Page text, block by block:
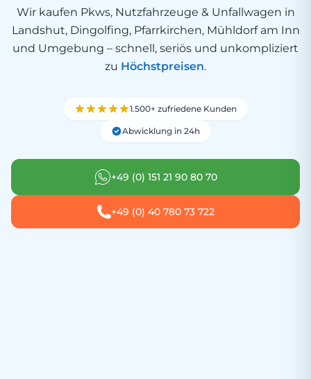
Wir kaufen Pkws, Nutzfahrzeuge & Unfallwagen in
Landshut, Dingolfing, Pfarrkirchen, Mühldorf am Inn
und Umgebung – schnell, seriös und unkompliziert
zu Höchstpreisen.
1.500+ zufriedene Kunden
Abwicklung in 24h
+49 (0) 151 21 90 80 70
+49 (0) 40 780 73 722